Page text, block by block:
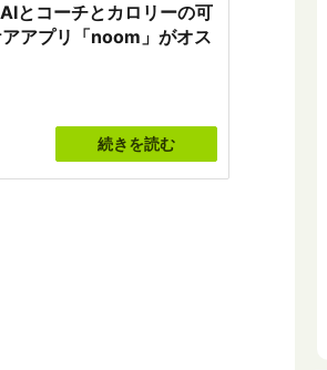
とコーチとカロリーの可
アプリ「noom」がオス
続きを読む